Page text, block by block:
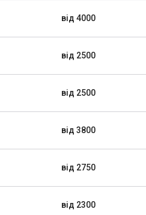
від 4000
від 2500
від 2500
від 3800
від 2750
від 2300